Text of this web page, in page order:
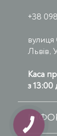
+38
Львів,
Каса
з 13:00